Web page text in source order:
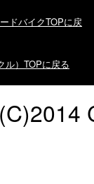
ドバイクTOPに戻
ル）TOPに戻る
(C)2014